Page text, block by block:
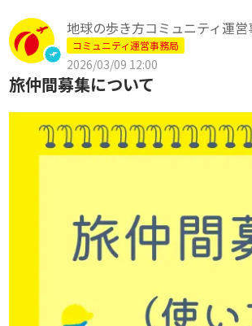
地球の歩き方コミュニティ運営
コミュニティ運営事務局
2026/03/09 12:00
旅仲間募集について